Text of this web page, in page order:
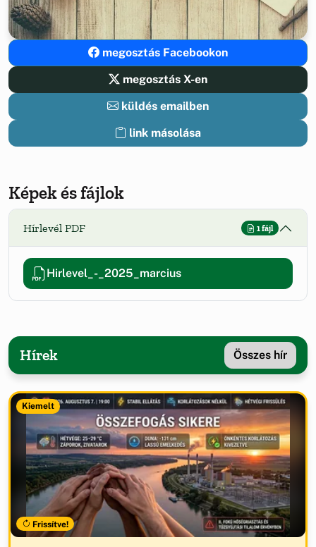
megosztás Facebookon
megosztás X-en
küldés emailben
link másolása
Képek és fájlok
Hírlevél PDF 1 fájl
Hirlevel_-_2025_marcius
Hírek Összes hír
Kiemelt
Frissítve!